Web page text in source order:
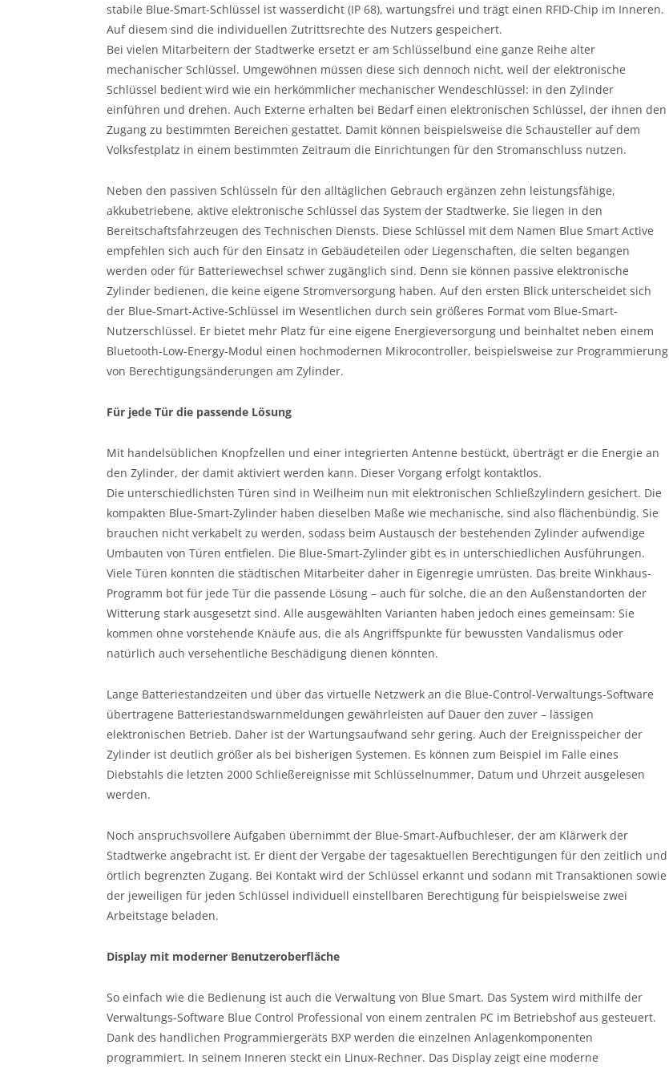
stabile Blue-Smart-Schlüssel ist wasserdicht (IP 68), wartungsfrei und trägt einen RFID-Chip im Inneren.
Auf diesem sind die individuellen Zutrittsrechte des Nutzers gespeichert.
Bei vielen Mitarbeitern der Stadtwerke ersetzt er am Schlüsselbund eine ganze Reihe alter
mechanischer Schlüssel. Umgewöhnen müssen diese sich dennoch nicht, weil der elektronische
Schlüssel bedient wird wie ein herkömmlicher mechanischer Wendeschlüssel: in den Zylinder
einführen und drehen. Auch Externe erhalten bei Bedarf einen elektronischen Schlüssel, der ihnen den
Zugang zu bestimmten Bereichen gestattet. Damit können beispielsweise die Schausteller auf dem
Volksfestplatz in einem bestimmten Zeitraum die Einrichtungen für den Stromanschluss nutzen.
Neben den passiven Schlüsseln für den alltäglichen Gebrauch ergänzen zehn leistungsfähige,
akkubetriebene, aktive elektronische Schlüssel das System der Stadtwerke. Sie liegen in den
Bereitschaftsfahrzeugen des Technischen Diensts. Diese Schlüssel mit dem Namen Blue Smart Active
empfehlen sich auch für den Einsatz in Gebäudeteilen oder Liegenschaften, die selten begangen
werden oder für Batteriewechsel schwer zugänglich sind. Denn sie können passive elektronische
Zylinder bedienen, die keine eigene Stromversorgung haben. Auf den ersten Blick unterscheidet sich
der Blue-Smart-Active-Schlüssel im Wesentlichen durch sein größeres Format vom Blue-Smart-
Nutzerschlüssel. Er bietet mehr Platz für eine eigene Energieversorgung und beinhaltet neben einem
Bluetooth-Low-Energy-Modul einen hochmodernen Mikrocontroller, beispielsweise zur Programmierung
von Berechtigungsänderungen am Zylinder.
Für jede Tür die passende Lösung
Mit handelsüblichen Knopfzellen und einer integrierten Antenne bestückt, überträgt er die Energie an
den Zylinder, der damit aktiviert werden kann. Dieser Vorgang erfolgt kontaktlos.
Die unterschiedlichsten Türen sind in Weilheim nun mit elektronischen Schließzylindern gesichert. Die
kompakten Blue-Smart-Zylinder haben dieselben Maße wie mechanische, sind also flächenbündig. Sie
brauchen nicht verkabelt zu werden, sodass beim Austausch der bestehenden Zylinder aufwendige
Umbauten von Türen entfielen. Die Blue-Smart-Zylinder gibt es in unterschiedlichen Ausführungen.
Viele Türen konnten die städtischen Mitarbeiter daher in Eigenregie umrüsten. Das breite Winkhaus-
Programm bot für jede Tür die passende Lösung – auch für solche, die an den Außenstandorten der
Witterung stark ausgesetzt sind. Alle ausgewählten Varianten haben jedoch eines gemeinsam: Sie
kommen ohne vorstehende Knäufe aus, die als Angriffspunkte für bewussten Vandalismus oder
natürlich auch versehentliche Beschädigung dienen könnten.
Lange Batteriestandzeiten und über das virtuelle Netzwerk an die Blue-Control-Verwaltungs-Software
übertragene Batteriestandswarnmeldungen gewährleisten auf Dauer den zuver – lässigen
elektronischen Betrieb. Daher ist der Wartungsaufwand sehr gering. Auch der Ereignisspeicher der
Zylinder ist deutlich größer als bei bisherigen Systemen. Es können zum Beispiel im Falle eines
Diebstahls die letzten 2000 Schließereignisse mit Schlüsselnummer, Datum und Uhrzeit ausgelesen
werden.
Noch anspruchsvollere Aufgaben übernimmt der Blue-Smart-Aufbuchleser, der am Klärwerk der
Stadtwerke angebracht ist. Er dient der Vergabe der tagesaktuellen Berechtigungen für den zeitlich und
örtlich begrenzten Zugang. Bei Kontakt wird der Schlüssel erkannt und sodann mit Transaktionen sowie
der jeweiligen für jeden Schlüssel individuell einstellbaren Berechtigung für beispielsweise zwei
Arbeitstage beladen.
Display mit moderner Benutzeroberfläche
So einfach wie die Bedienung ist auch die Verwaltung von Blue Smart. Das System wird mithilfe der
Verwaltungs-Software Blue Control Professional von einem zentralen PC im Betriebshof aus gesteuert.
Dank des handlichen Programmiergeräts BXP werden die einzelnen Anlagenkomponenten
programmiert. In seinem Inneren steckt ein Linux-Rechner. Das Display zeigt eine moderne